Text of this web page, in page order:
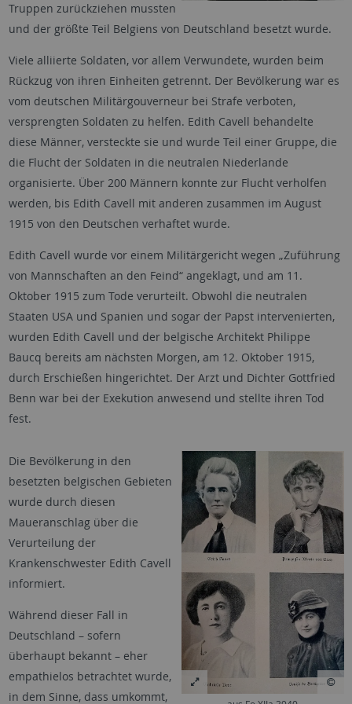
Truppen zurückziehen mussten
und der größte Teil Belgiens von Deutschland besetzt wurde.
Viele alliierte Soldaten, vor allem Verwundete, wurden beim
Rückzug von ihren Einheiten getrennt. Der Bevölkerung war es
vom deutschen Militärgouverneur bei Strafe verboten,
versprengten Soldaten zu helfen. Edith Cavell behandelte
diese Männer, versteckte sie und wurde Teil einer Gruppe, die
die Flucht der Soldaten in die neutralen Niederlande
organisierte. Über 200 Männern konnte zur Flucht verholfen
werden, bis Edith Cavell mit anderen zusammen im August
1915 von den Deutschen verhaftet wurde.
Edith Cavell wurde vor einem Militärgericht wegen „Zuführung
von Mannschaften an den Feind“ angeklagt, und am 11.
Oktober 1915 zum Tode verurteilt. Obwohl die neutralen
Staaten USA und Spanien und sogar der Papst intervenierten,
wurden Edith Cavell und der belgische Architekt Philippe
Baucq bereits am nächsten Morgen, am 12. Oktober 1915,
durch Erschießen hingerichtet. Der Arzt und Dichter Gottfried
Benn war bei der Exekution anwesend und stellte ihren Tod
fest.
Die Bevölkerung in den
besetzten belgischen Gebieten
wurde durch diesen
Maueranschlag über die
Verurteilung der
Krankenschwester Edith Cavell
informiert.
Während dieser Fall in
Deutschland – sofern
überhaupt bekannt – eher
empathielos betrachtet wurde,
in dem Sinne, dass umkommt,